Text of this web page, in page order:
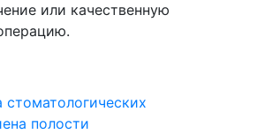
или качественную
стоматологических
полости